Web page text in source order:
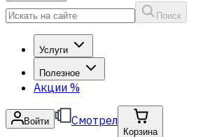
Поиск
Услуги
Полезное
Акции %
Войти Смотрел
Корзина